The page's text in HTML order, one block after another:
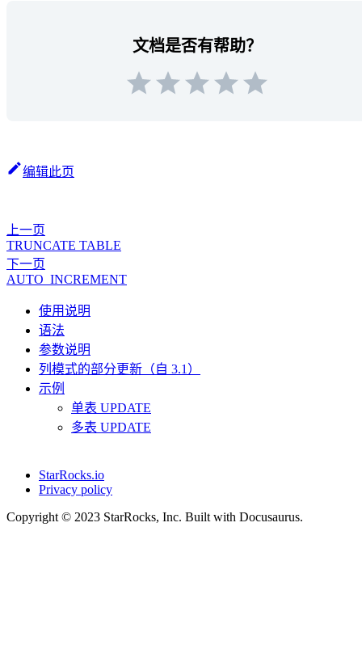
文档是否有帮助？
编辑此页
上一页
TRUNCATE TABLE
下一页
AUTO_INCREMENT
使用说明
语法
参数说明
列模式的部分更新（自 3.1）
示例
单表 UPDATE
多表 UPDATE
StarRocks.io
Privacy policy
Copyright © 2023 StarRocks, Inc. Built with Docusaurus.